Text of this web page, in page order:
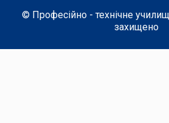
© Професійно - технічне
захищено